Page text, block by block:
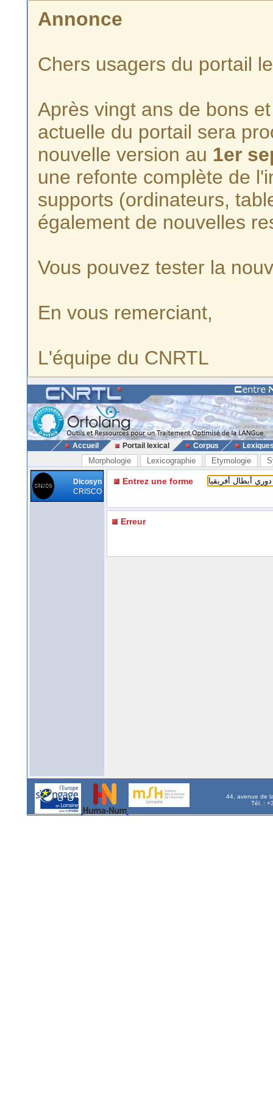
Annonce
Chers usagers du portail
Après vingt ans de bons
actuelle du portail sera
nouvelle version au 1er
une refonte complète de
supports (ordinateurs,
également de nouvelles
Vous pouvez tester la
En vous remerciant,
L'équipe du CNRTL
Accueil Portail lexical Corpus
Morphologie Lexicographie Etymologie
Dicosyn
CRISCO
Entrez une forme
Erreur
44, avenue de
Tél. :